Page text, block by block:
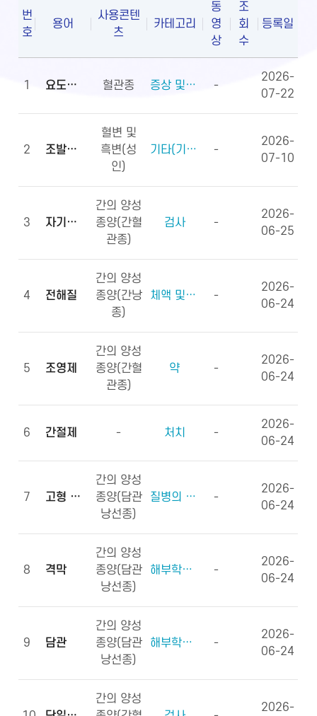
번
호
용어
사용콘텐
츠
카테고리
동
영
상
조
회
수
등록일
1 요도하열 혈관종 증상 및 징후(증상) -
2026-
07-22
2 조발생률
혈변 및
흑변(성
인)
기타(기타용어) -
2026-
07-10
3 자기공명영상
간의 양성
종양(간혈
관종)
검사 -
2026-
06-25
4 전해질
간의 양성
종양(간낭
종)
체액 및 전해질, 영양소 -
2026-
06-24
5 조영제
간의 양성
종양(간혈
관종)
약 -
2026-
06-24
6 간절제 - 처치 -
2026-
06-24
7 고형 종괴
간의 양성
종양(담관
낭선종)
질병의 형태학 -
2026-
06-24
8 격막
간의 양성
종양(담관
낭선종)
해부학적부위 (신체구조) -
2026-
06-24
9 담관
간의 양성
종양(담관
낭선종)
해부학적부위 (신체구조) -
2026-
06-24
간의 양성
2026-